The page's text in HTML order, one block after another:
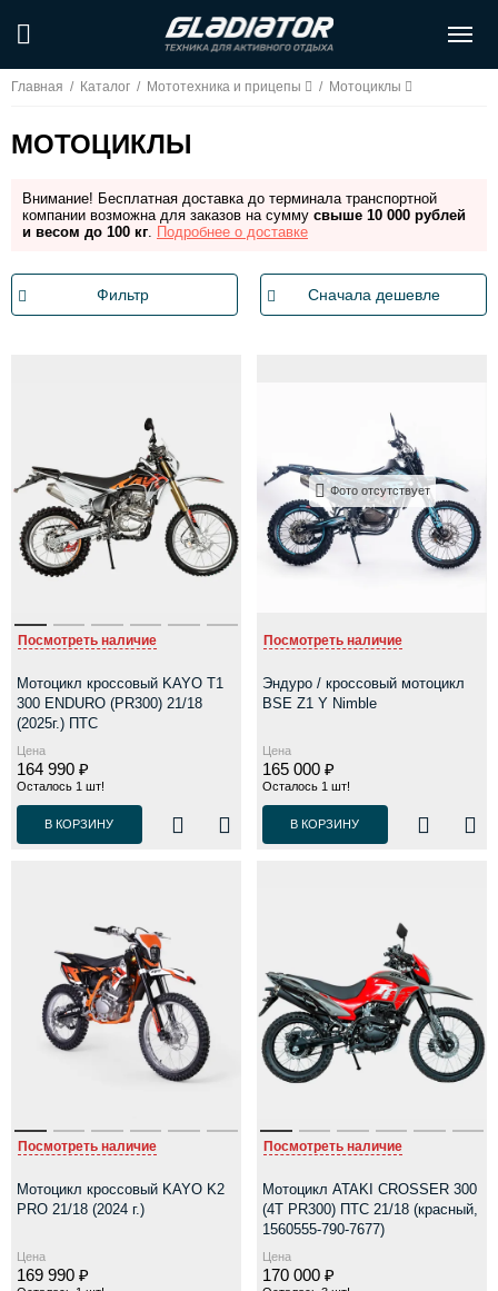
Главная / Каталог / Мототехника и прицепы / Мотоциклы
МОТОЦИКЛЫ
Внимание! Бесплатная доставка до терминала транспортной
компании возможна для заказов на сумму свыше 10 000 рублей
и весом до 100 кг. Подробнее о доставке
Фильтр Сначала дешевле
Посмотреть наличие
Мотоцикл кроссовый KAYO T1
300 ENDURO (PR300) 21/18
(2025г.) ПТС
Цена
164 990 ₽
Осталось 1 шт!
В КОРЗИНУ
Фото отсутствует
Посмотреть наличие
Эндуро / кроссовый мотоцикл
BSE Z1 Y Nimble
Цена
165 000 ₽
Осталось 1 шт!
В КОРЗИНУ
Посмотреть наличие
Мотоцикл кроссовый KAYO K2
PRO 21/18 (2024 г.)
Цена
169 990 ₽
Посмотреть наличие
Мотоцикл ATAKI CROSSER 300
(4T PR300) ПТС 21/18 (красный,
1560555-790-7677)
Цена
170 000 ₽